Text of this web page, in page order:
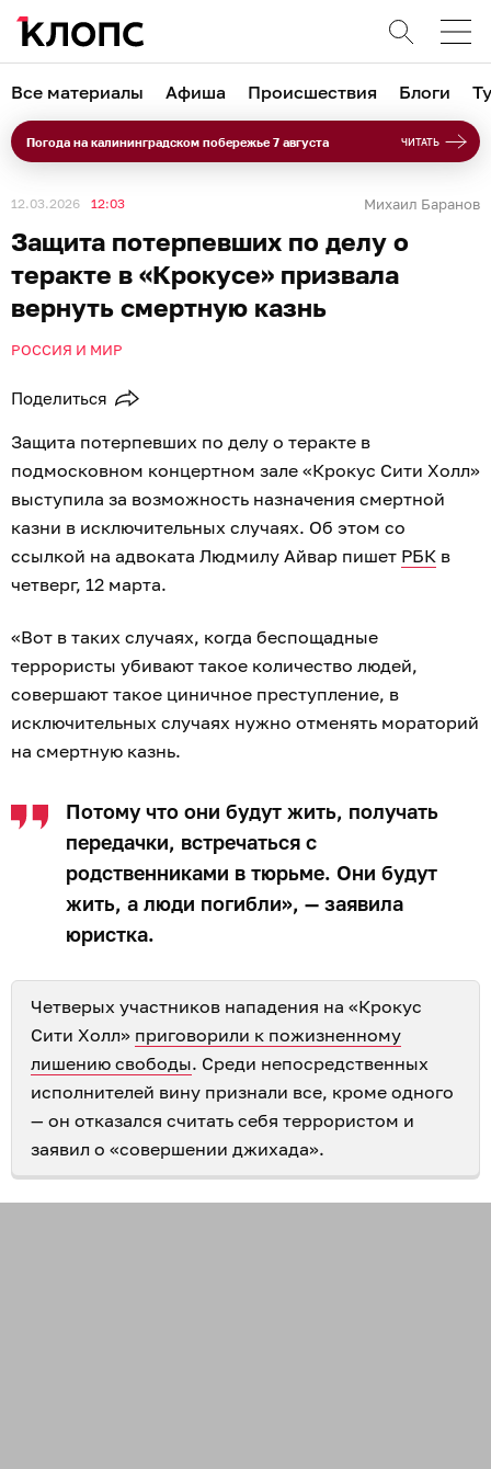
Все материалы Афиша Происшествия Блоги
Погода на калининградском побережье 7 августа ЧИТАТЬ
12.03.2026 12:03 Михаил Баранов
Защита потерпевших по делу о
теракте в «Крокусе» призвала
вернуть смертную казнь
РОССИЯ И МИР
Поделиться
Защита потерпевших по делу о теракте в
подмосковном концертном зале «Крокус Сити Холл»
выступила за возможность назначения смертной
казни в исключительных случаях. Об этом со
ссылкой на адвоката Людмилу Айвар пишет РБК в
четверг, 12 марта.
«Вот в таких случаях, когда беспощадные
террористы убивают такое количество людей,
совершают такое циничное преступление, в
исключительных случаях нужно отменять мораторий
на смертную казнь.
Потому что они будут жить, получать
передачки, встречаться с
родственниками в тюрьме. Они будут
жить, а люди погибли», — заявила
юристка.
Четверых участников нападения на «Крокус
Сити Холл» приговорили к пожизненному
лишению свободы. Среди непосредственных
исполнителей вину признали все, кроме одного
— он отказался считать себя террористом и
заявил о «совершении джихада».